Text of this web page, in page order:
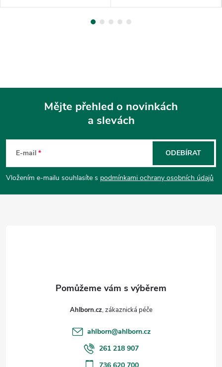
p
a
Mějte přehled o novinkách
a slevách
E-mail
Vložením e-mailu souhlasíte s podmínkami ochrany osobních údajů
ODEBÍRAT
Ahlborn.cz
ahlborn@ahlborn.cz
261 218 907
736 620 700